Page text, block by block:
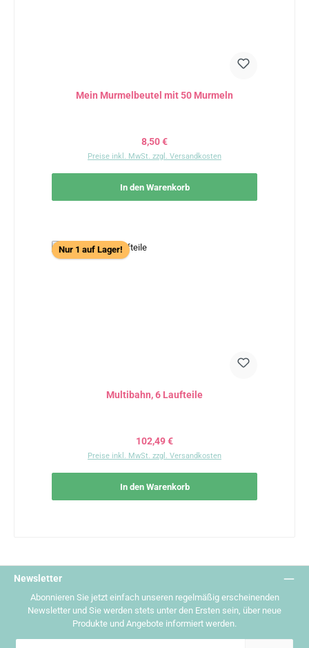
Mein Murmelbeutel mit 50 Murmeln
Regulärer Preis:
8,50 €
Preise inkl. MwSt. zzgl. Versandkosten
In den Warenkorb
Nur 1 auf Lager!
Multibahn, 6 Laufteile
Regulärer Preis:
102,49 €
Preise inkl. MwSt. zzgl. Versandkosten
In den Warenkorb
Newsletter
Abonnieren Sie jetzt einfach unseren regelmäßig erscheinenden
Newsletter und Sie werden stets unter den Ersten sein, über neue
Produkte und Angebote informiert werden.